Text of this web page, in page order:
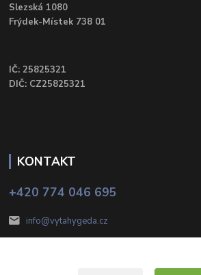
Slezská 1080
Frýdek-Místek 738 01
IČ: 25825321
DIČ: CZ25825321
KONTAKT
+420 774 046 695
info@vytahygeda.cz